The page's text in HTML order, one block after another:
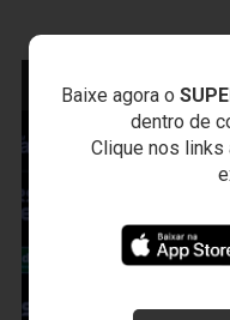
Baixe agora o
dentro de
Clique nos
NOTÍCIAS